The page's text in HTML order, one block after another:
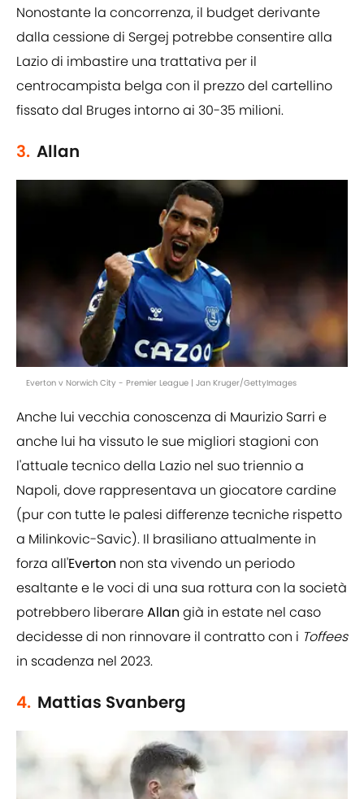
Nonostante la concorrenza, il budget derivante
dalla cessione di Sergej potrebbe consentire alla
Lazio di imbastire una trattativa per il
centrocampista belga con il prezzo del cartellino
fissato dal Bruges intorno ai 30-35 milioni.
3. Allan
Everton v Norwich City - Premier League | Jan Kruger/GettyImages
Anche lui vecchia conoscenza di Maurizio Sarri e
anche lui ha vissuto le sue migliori stagioni con
l'attuale tecnico della Lazio nel suo triennio a
Napoli, dove rappresentava un giocatore cardine
(pur con tutte le palesi differenze tecniche rispetto
a Milinkovic-Savic). Il brasiliano attualmente in
forza all'Everton non sta vivendo un periodo
esaltante e le voci di una sua rottura con la società
potrebbero liberareAllan già in estate nel caso
decidesse di non rinnovare il contratto con i Toffees
in scadenza nel 2023.
4. Mattias Svanberg